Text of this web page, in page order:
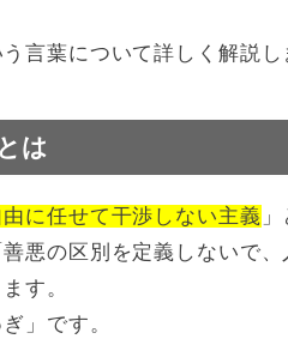
言葉について詳しく解説し
は
に任せて干渉しない主義
悪の区別を定義しないで
す。
」です。